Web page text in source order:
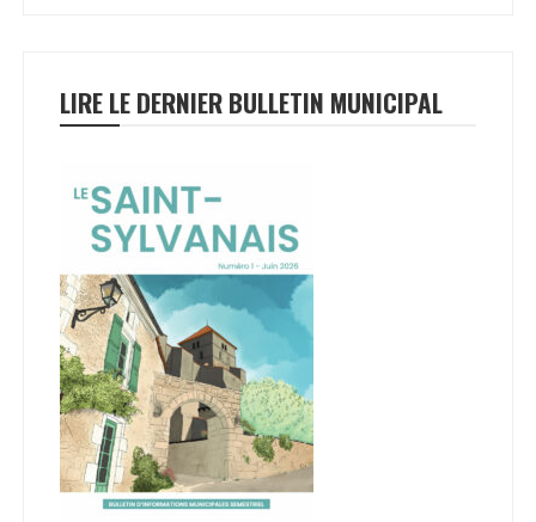
LIRE LE DERNIER BULLETIN MUNICIPAL